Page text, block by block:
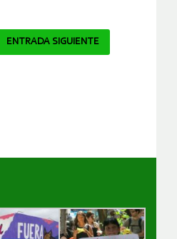
ENTRADA SIGUIENTE